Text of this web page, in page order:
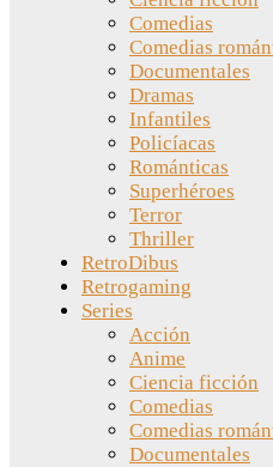
Comedias
Comedias
Documentales
Dramas
Infantiles
Policíacas
Románticas
Superhéroes
Terror
Thriller
RetroDibus
Retrogaming
Series
Acción
Anime
Ciencia ficción
Comedias
Comedias
Documentales